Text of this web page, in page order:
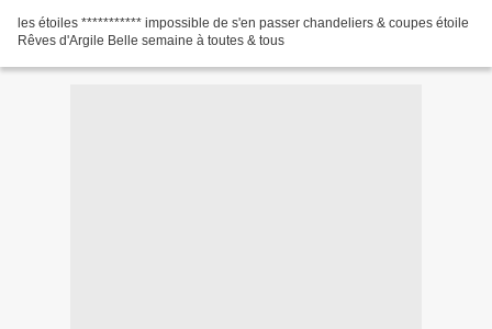
les étoiles *********** impossible de s'en passer chandeliers & coupes étoile
Rêves d'Argile Belle semaine à toutes & tous